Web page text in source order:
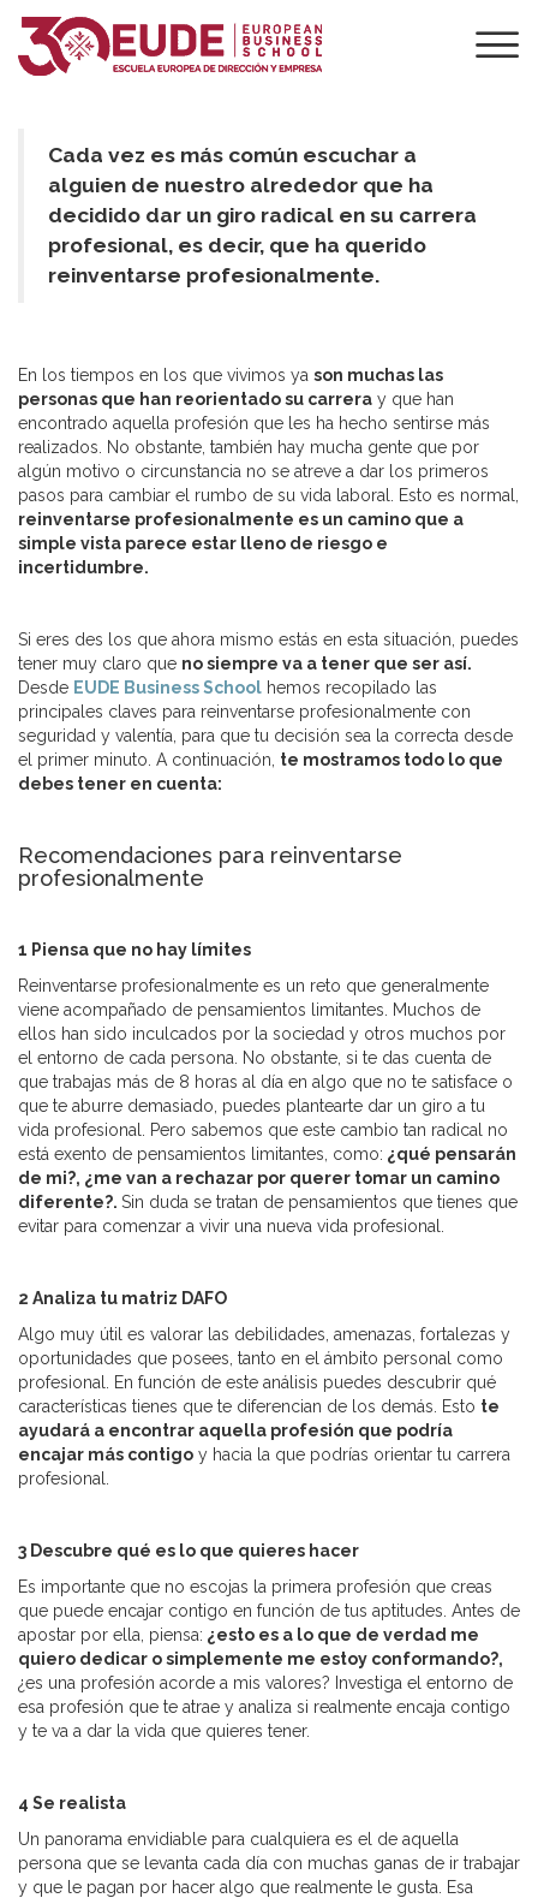
5 CLAVES PARA
REINVENTARSE
Cada vez es más común escuchar a
alguien de nuestro alrededor que ha
decidido dar un giro radical en su carrera
profesional, es decir, que ha querido
reinventarse profesionalmente.
En los tiempos en los que vivimos ya son muchas las
personas que han reorientado su carrera y que han
encontrado aquella profesión que les ha hecho sentirse más
realizados. No obstante, también hay mucha gente que por
algún motivo o circunstancia no se atreve a dar los primeros
pasos para cambiar el rumbo de su vida laboral. Esto es normal,
reinventarse profesionalmente es un camino que a
simple vista parece estar lleno de riesgo e
incertidumbre.
Si eres des los que ahora mismo estás en esta situación, puedes
tener muy claro que no siempre va a tener que ser así.
Desde EUDE Business School hemos recopilado las
principales claves para reinventarse profesionalmente con
seguridad y valentía, para que tu decisión sea la correcta desde
el primer minuto. A continuación, te mostramos todo lo que
debes tener en cuenta:
Recomendaciones para reinventarse
profesionalmente
1 Piensa que no hay límites
Reinventarse profesionalmente es un reto que generalmente
viene acompañado de pensamientos limitantes. Muchos de
ellos han sido inculcados por la sociedad y otros muchos por
el entorno de cada persona. No obstante, si te das cuenta de
que trabajas más de 8 horas al día en algo que no te satisface o
que te aburre demasiado, puedes plantearte dar un giro a tu
vida profesional. Pero sabemos que este cambio tan radical no
está exento de pensamientos limitantes, como: ¿qué pensarán
de mi?, ¿me van a rechazar por querer tomar un camino
diferente?. Sin duda se tratan de pensamientos que tienes que
evitar para comenzar a vivir una nueva vida profesional.
2 Analiza tu matriz DAFO
Algo muy útil es valorar las debilidades, amenazas, fortalezas y
oportunidades que posees, tanto en el ámbito personal como
profesional. En función de este análisis puedes descubrir qué
características tienes que te diferencian de los demás. Esto te
ayudará a encontrar aquella profesión que podría
encajar más contigo y hacia la que podrías orientar tu carrera
profesional.
3 Descubre qué es lo que quieres hacer
Es importante que no escojas la primera profesión que creas
que puede encajar contigo en función de tus aptitudes. Antes de
apostar por ella, piensa: ¿esto es a lo que de verdad me
quiero dedicar o simplemente me estoy conformando?,
¿es una profesión acorde a mis valores? Investiga el entorno de
esa profesión que te atrae y analiza si realmente encaja contigo
y te va a dar la vida que quieres tener.
4 Se realista
Un panorama envidiable para cualquiera es el de aquella
persona que se levanta cada día con muchas ganas de ir trabajar
y que le pagan por hacer algo que realmente le gusta. Esa